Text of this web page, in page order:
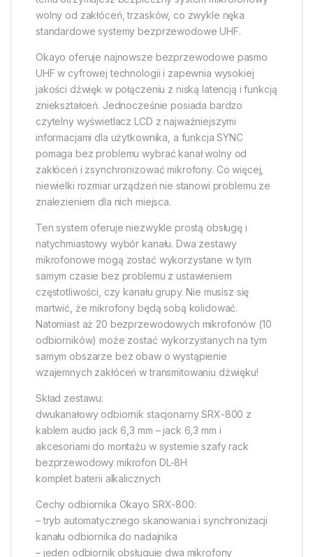
wolny od zakłóceń, trzasków, co zwykle nęka
standardowe systemy bezprzewodowe UHF.
Okayo oferuje najnowsze bezprzewodowe pasmo
UHF w cyfrowej technologii i zapewnia wysokiej
jakości dźwięk w połączeniu z niską latencją i funkcją
zniekształceń. Jednocześnie posiada bardzo
czytelny wyświetlacz LCD z najważniejszymi
informacjami dla użytkownika, a funkcja SYNC
pomaga bez problemu wybrać kanał wolny od
zakłóceń i zsynchronizować mikrofony. Co więcej,
niewielki rozmiar urządzeń nie stanowi problemu ze
znalezieniem dla nich miejsca.
Ten system oferuje niezwykle prostą obsługę i
natychmiastowy wybór kanału. Dwa zestawy
mikrofonowe mogą zostać wykorzystane w tym
samym czasie bez problemu z ustawieniem
częstotliwości, czy kanału grupy. Nie musisz się
martwić, że mikrofony będą sobą kolidować.
Natomiast aż 20 bezprzewodowych mikrofonów (10
odbiorników) może zostać wykorzystanych na tym
samym obszarze bez obaw o wystąpienie
wzajemnych zakłóceń w transmitowaniu dźwięku!
Skład zestawu:
dwukanałowy odbiornik stacjonarny SRX-800 z
kablem audio jack 6,3 mm – jack 6,3 mm i
akcesoriami do montażu w systemie szafy rack
bezprzewodowy mikrofon DL-8H
komplet baterii alkalicznych
Cechy odbiornika Okayo SRX-800:
– tryb automatycznego skanowania i synchronizacji
kanału odbiornika do nadajnika
– jeden odbiornik obsługuje dwa mikrofony